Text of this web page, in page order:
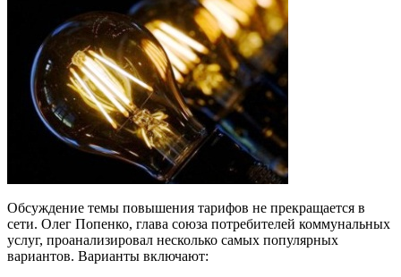
Обсуждение темы повышения тарифов не прекращается в
сети. Олег Попенко, глава союза потребителей коммунальных
услуг, проанализировал несколько самых популярных
вариантов. Варианты включают: